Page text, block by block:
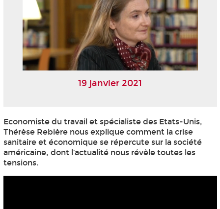
19 janvier 2021
Economiste du travail et spécialiste des Etats-Unis,
Thérèse Rebière nous explique comment la crise
sanitaire et économique se répercute sur la société
américaine, dont l’actualité nous révèle toutes les
tensions.